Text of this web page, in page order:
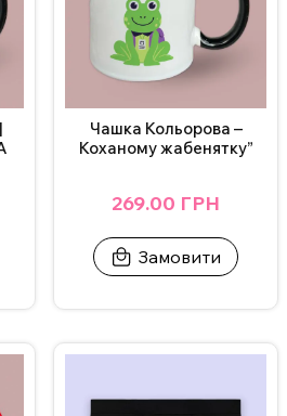
принт, не рекомендується мити
та нагрівати у мікрохвильовці.
у Телеграм/Інстаграм.
Чашка Кольорова –
Коханому жабенятку”
269.00 ГРН
Замовити